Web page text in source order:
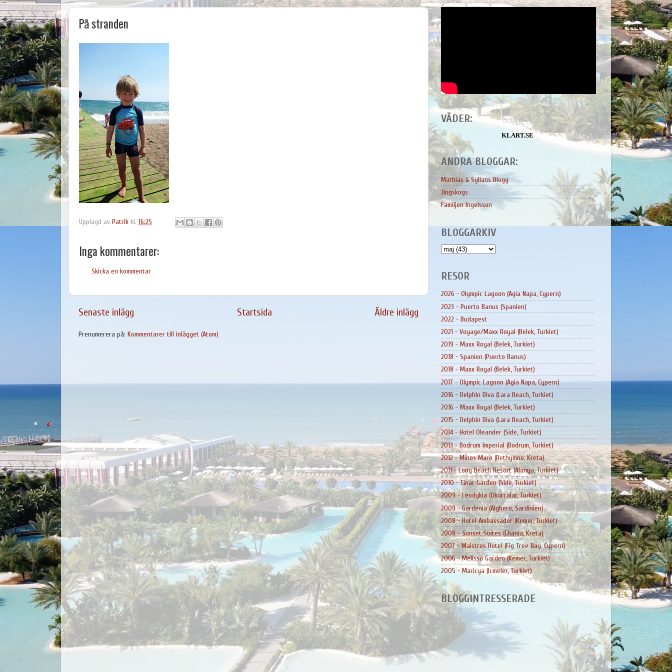
På stranden
Upplagd av Patrik kl. 16:25
Inga kommentarer:
Skicka en kommentar
Senaste inlägg Äldre inlägg
Startsida
Prenumerera på: Kommentarer till inlägget (Atom)
VÄDER:
KLART.SE
ANDRA BLOGGAR:
Mathias & Syllans Blogg
Jingskogs
Familjen Ingelsson
BLOGGARKIV
RESOR
2026 - Olympic Lagoon (Agia Napa, Cypern)
2023 - Puerto Banus (Spanien)
2022 - Budapest
2021 - Voyage/Maxx Royal (Belek, Turkiet)
2019 - Maxx Royal (Belek, Turkiet)
2018 - Spanien (Puerto Banus)
2018 - Maxx Royal (Belek, Turkiet)
2017 - Olympic Lagoon (Agia Napa, Cypern)
2016 - Delphin Diva (Lara Beach, Turkiet)
2016 - Maxx Royal (Belek, Turkiet)
2015 - Delphin Diva (Lara Beach, Turkiet)
2014 - Hotel Oleander (Side, Turkiet)
2013 - Bodrum Imperial (Bodrum, Turkiet)
2012 - Minos Mare (Rethymno, Kreta)
2011 - Long Beach Resort (Alanya, Turkiet)
2010 - Cinar Garden (Side, Turkiet)
2009 - Leodykia (Okurcalar, Turkiet)
2009 - Gardenia (Alghero, Sardinien)
2008 - Hotel Ambassador (Kemer, Turkiet)
2008 - Sunset Suites (Chania, Kreta)
2007 - Maistros Hotel (Fig Tree Bay, Cypern)
2006 - Melissa Garden (Kemer, Turkiet)
2005 - Maricya (Icmeler, Turkiet)
BLOGGINTRESSERADE